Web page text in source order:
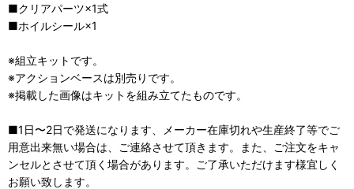
■クリアパーツ×1式
■ホイルシール×1
※組立キットです。
※アクションベースは別売りです。
※掲載した画像はキットを組み立てたものです。
■1日〜2日で発送になります、メーカー在庫切れや生産終了等でご
用意出来無い場合は、ご連絡させて頂きます。また、ご注文をキャ
ンセルとさせて頂く場合があります。ご了承いただけます様宜しく
お願い致します。